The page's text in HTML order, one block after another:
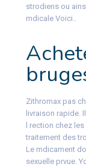
strodiens ou
mdicale Voici..
Zithromax pas
livraison rapide.
l rection chez
traitement des
Le mdicament
sexuelle prvue.